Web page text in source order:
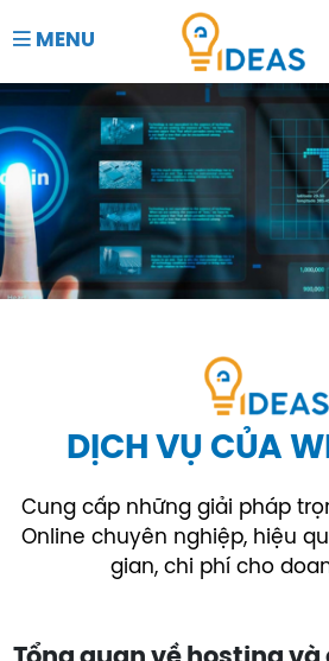
MENU
DỊCH VỤ CỦA
Cung cấp những giải pháp
Online chuyên nghiệp, hiệu
gian, chi phí cho